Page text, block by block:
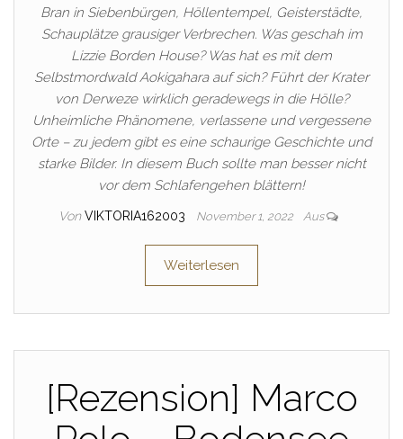
Bran in Siebenbürgen, Höllentempel, Geisterstädte,
Schauplätze grausiger Verbrechen. Was geschah im
Lizzie Borden House? Was hat es mit dem
Selbstmordwald Aokigahara auf sich? Führt der Krater
von Derweze wirklich geradewegs in die Hölle?
Unheimliche Phänomene, verlassene und vergessene
Orte – zu jedem gibt es eine schaurige Geschichte und
starke Bilder. In diesem Buch sollte man besser nicht
vor dem Schlafengehen blättern!
Von VIKTORIA162003 November 1, 2022 Aus
Weiterlesen
[Rezension] Marco